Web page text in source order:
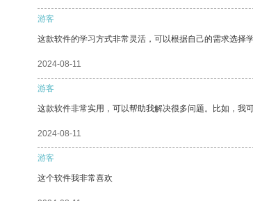
游客
这款软件的学习方式非常灵活，可以根据自己的需求选择学
2024-08-11
游客
这款软件非常实用，可以帮助我解决很多问题。比如，我
2024-08-11
游客
这个软件我非常喜欢